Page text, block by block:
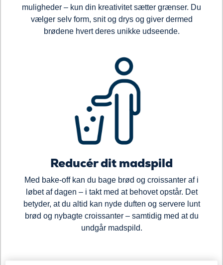
muligheder – kun din kreativitet sætter grænser. Du
vælger selv form, snit og drys og giver dermed
brødene hvert deres unikke udseende.
Reducér dit madspild
Med bake-off kan du bage brød og croissanter af i
løbet af dagen – i takt med at behovet opstår. Det
betyder, at du altid kan nyde duften og servere lunt
brød og nybagte croissanter – samtidig med at du
undgår madspild.